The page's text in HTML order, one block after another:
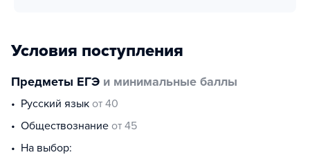
Условия поступления
Предметы ЕГЭ и минимальные баллы
русский язык от 40
обществознание от 45
На выбор: